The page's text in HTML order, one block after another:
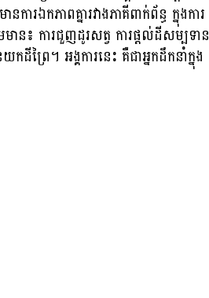
រឯកភាពគ្នារវាងភាគីពាក់ព័ន្ធ ក្នុងការ
ាន៖ ការជួញដូរសត្វ ការផ្តល់ដីសម្បទាន
ព្រៃ។ អង្គការនេះ គឺជាអ្នកដឹកនាំក្នុង